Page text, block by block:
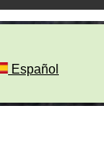
Español